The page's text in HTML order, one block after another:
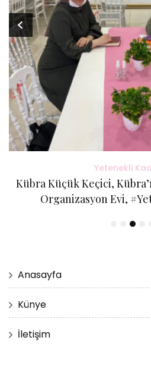
Yetenekli
Kübra Küçük Keçici,
Organizasyon Evi,
Anasayfa
Künye
İletişim